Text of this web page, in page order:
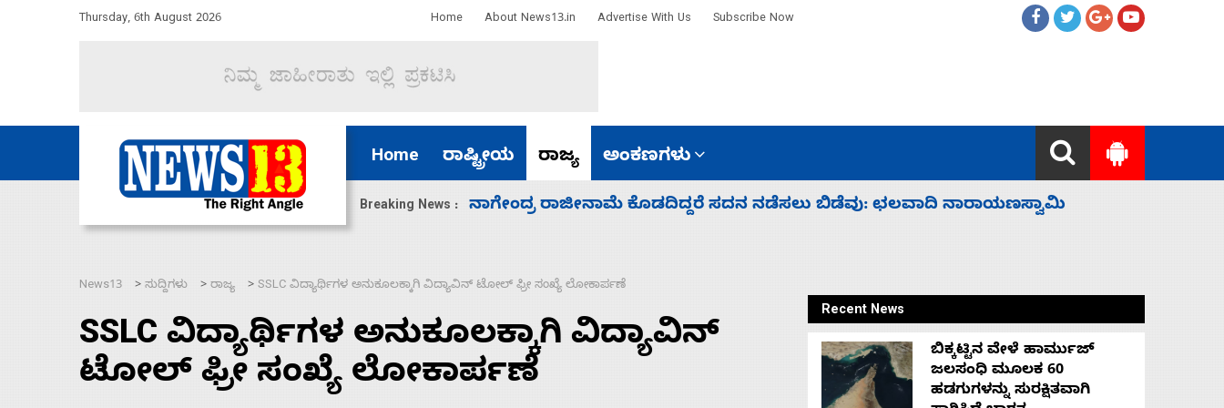
Thursday, 6th August 2026 Home About News13.in Advertise With Us Subscribe Now
Home ರಾಷ್ಟ್ರೀಯ ರಾಜ್ಯ ಅಂಕಣಗಳು
Breaking News :
ಸದನ ನಡೆಸಲು ಬಿಡೆವು: ಛಲವಾದಿ ನಾರಾಯಣಸ್ವಾಮಿ ಸಚಿವ ಸಂಪುಟ ವಿಸ್ತರಣೆ ಮಾಡಿದ್ದು ಹಣಬಲ ಮತ್ತು ಹೈಕಮಾಂಡ್ ರಾಜಕಾರಣಕ್ಕೆ: ವಿಜಯೇಂದ್ರ
News13 > ಸುದ್ದಿಗಳು > ರಾಜ್ಯ > SSLC ವಿದ್ಯಾರ್ಥಿಗಳ ಅನುಕೂಲ‌ಕ್ಕಾಗಿ ವಿದ್ಯಾವಿನ್ ಟೋಲ್ ಫ್ರೀ ಸಂಖ್ಯೆ ಲೋಕಾರ್ಪಣೆ
SSLC ವಿದ್ಯಾರ್ಥಿಗಳ ಅನುಕೂಲ‌ಕ್ಕಾಗಿ ವಿದ್ಯಾವಿನ್
ಟೋಲ್ ಫ್ರೀ ಸಂಖ್ಯೆ ಲೋಕಾರ್ಪಣೆ
Recent News
ಬಿಕ್ಕಟ್ಟಿನ ವೇಳೆ ಹಾರ್ಮುಜ್
ಜಲಸಂಧಿ ಮೂಲಕ 60
ಹಡಗುಗಳನ್ನು ಸುರಕ್ಷಿತವಾಗಿ